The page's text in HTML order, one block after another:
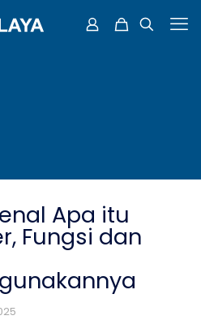
Apa itu
Fungsi dan